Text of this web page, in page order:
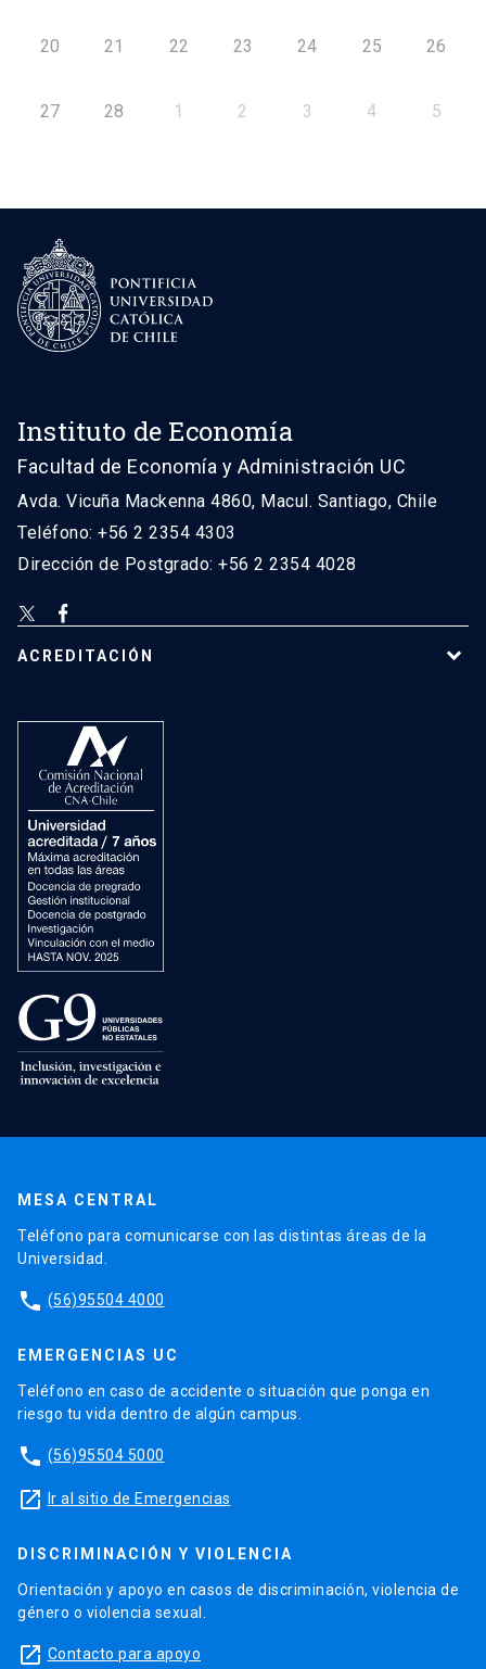
20 21 22 23 24 25 26
27 28 1 2 3 4 5
Instituto de Economía
Facultad de Economía y Administración UC
Avda. Vicuña Mackenna 4860, Macul. Santiago, Chile
Teléfono: +56 2 2354 4303
Dirección de Postgrado: +56 2 2354 4028
ACREDITACIÓN
MESA CENTRAL
Teléfono para comunicarse con las distintas áreas de la
Universidad.
phone (56)95504 4000
EMERGENCIAS UC
Teléfono en caso de accidente o situación que ponga en
riesgo tu vida dentro de algún campus.
phone (56)95504 5000
launch Ir al sitio de Emergencias
DISCRIMINACIÓN Y VIOLENCIA
Orientación y apoyo en casos de discriminación, violencia de
género o violencia sexual.
launch Contacto para apoyo